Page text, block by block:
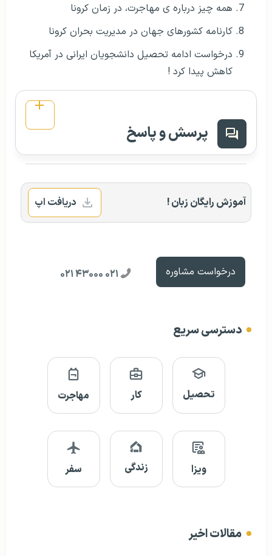
همه چیز درباره‌ ی مهاجرت، در زمان کرونا
کارنامه کشورهای جهان در مدیریت بحران کرونا
درخواست ادامه تحصیل دانشجویان ایرانی در آمریکا
کاهش پیدا کرد !
پرسش و پاسخ
آموزش رایگان زبان ! دریافت اپ
درخواست مشاوره ۰۲۱ ۴۳۰۰۰ ۰۲۱
دسترسی سریع
تحصیل کار مهاجرت
ویزا زندگی سفر
مقالات اخیر